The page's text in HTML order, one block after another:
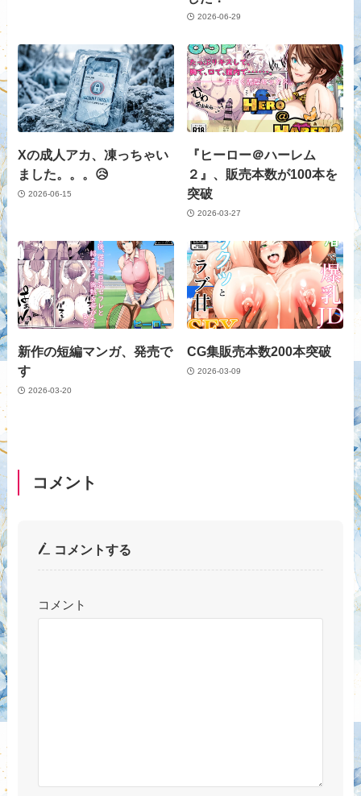
2026-06-29
Xの成人アカ、凍っちゃい
ました。。。😥
2026-06-15
『ヒーロー＠ハーレム
２』、販売本数が100本を
突破
2026-03-27
新作の短編マンガ、発売で
す
2026-03-20
CG集販売本数200本突破
2026-03-09
コメント
コメントする
コメント